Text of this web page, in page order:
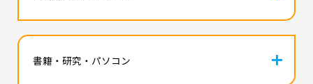
書籍・研究・パソコン